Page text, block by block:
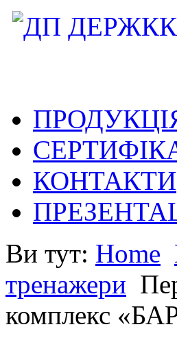
КОНТАКТИ
Ви тут: Home
тренажери
комплекс